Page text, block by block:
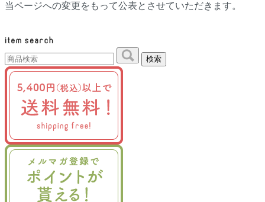
当ページへの変更をもって公表とさせていただきます。